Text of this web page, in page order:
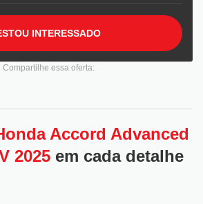
INTERESSADO
Compartilhe essa oferta:
Accord Advanced
2025 em cada detalhe